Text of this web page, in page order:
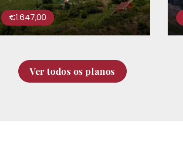
€1.647,00
Ver todos os planos